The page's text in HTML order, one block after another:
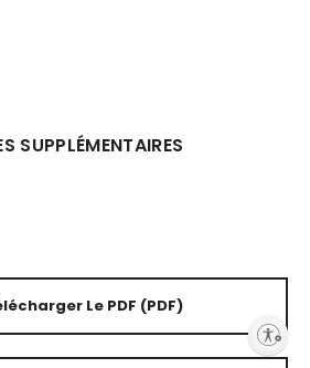
Enable accessibility
SUPPLÉMENTAIRES
Le PDF (PDF)